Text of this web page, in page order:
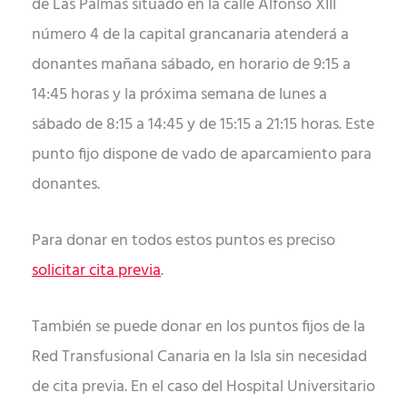
de Las Palmas situado en la calle Alfonso XIII
número 4 de la capital grancanaria atenderá a
donantes mañana sábado, en horario de 9:15 a
14:45 horas y la próxima semana de lunes a
sábado de 8:15 a 14:45 y de 15:15 a 21:15 horas. Este
punto fijo dispone de vado de aparcamiento para
donantes.
Para donar en todos estos puntos es preciso
solicitar cita previa.
También se puede donar en los puntos fijos de la
Red Transfusional Canaria en la Isla sin necesidad
de cita previa. En el caso del Hospital Universitario